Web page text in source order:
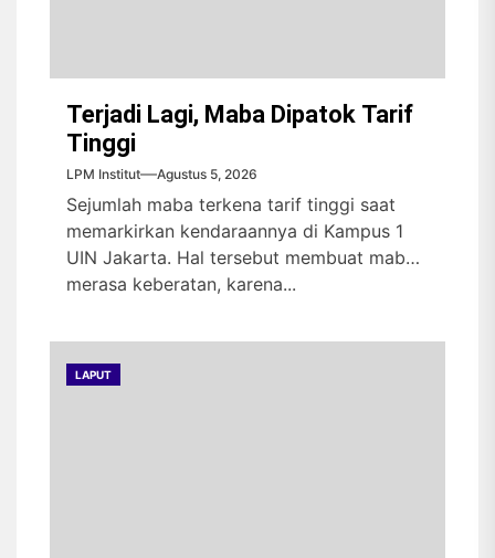
Terjadi Lagi, Maba Dipatok Tarif
Tinggi
LPM Institut Agustus 5, 2026
Sejumlah maba terkena tarif tinggi saat
memarkirkan kendaraannya di Kampus 1
UIN Jakarta. Hal tersebut membuat maba
merasa keberatan, karena...
LAPUT